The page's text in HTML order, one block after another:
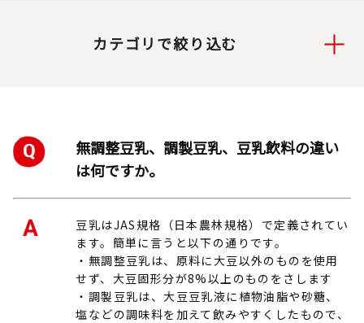
カテゴリで絞り込む
無調整豆乳、調製豆乳、豆乳飲料の違い
は何ですか。
豆乳はJAS規格（日本農林規格）で定義されてい
ます。簡単に言うと以下の通りです。
・無調整豆乳は、原料に大豆以外のものを使用
せず、大豆固形分が8%以上のものをさします
・調製豆乳は、大豆豆乳液に植物油脂や砂糖、
塩などの調味料を加えて飲みやすくしたもので、